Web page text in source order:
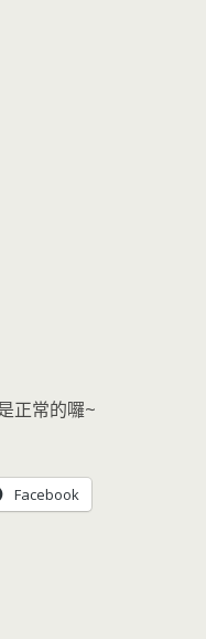
正常的囉~
Facebook